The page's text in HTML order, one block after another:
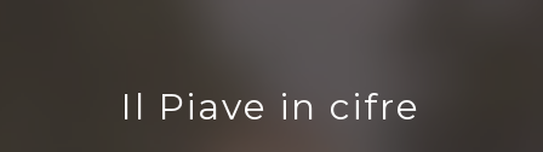
Il Piave in cifre